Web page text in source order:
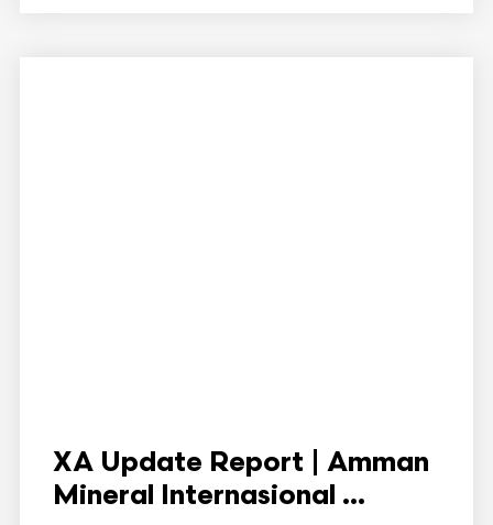
XA Update Report | Amman
Mineral Internasional ...